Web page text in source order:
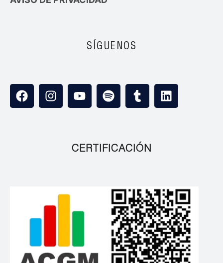
SÍGUENOS
CERTIFICACIÓN